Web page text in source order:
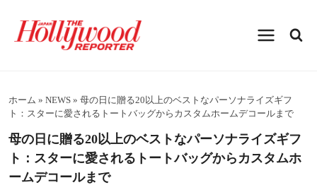
プホーム » NEWS » 母の日に贈る20以上のベストなパーソナライズギフ
ト：スターに愛されるトートバッグからカスタムホームデコールまで
母の日に贈る20以上のベストなパーソナライズギフ
ト：スターに愛されるトートバッグからカスタムホ
ームデコールまで